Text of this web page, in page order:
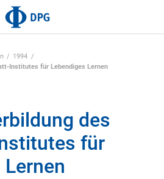
1994
Institutes für Lebendiges Lernen
des
für